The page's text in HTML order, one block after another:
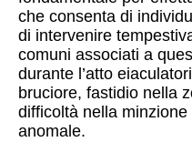
che consenta di
di intervenire
comuni associati a
durante l’atto
bruciore, fastidio nella
difficoltà nella
anomale.